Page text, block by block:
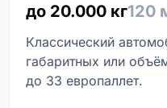
до 20.000 кг120
Классический
габаритных или
до 33 европаллет.